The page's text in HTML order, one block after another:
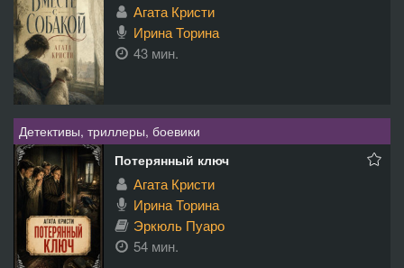
Агата Кристи
Ирина Торина
43 мин.
Детективы, триллеры, боевики
Потерянный ключ
Агата Кристи
Ирина Торина
Эркюль Пуаро
54 мин.